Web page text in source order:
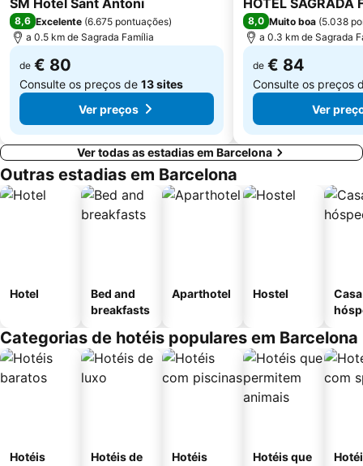
Universidade de Barcelona
Gran Via de les Corts Catalans
SM Hotel Sant Antoni
8,6 Excelente (6.675 pontuações)
a 0.5 km de Sagrada Família
de € 80
Consulte os preços de 13 sites
Ver preços
HOTEL SAGRADA
8,0 Muito boa (5.038
a 0.3 km de Sagrada
de € 84
Consulte os preços
Ver
Ver todas as estadias em Barcelona
Outras estadias em Barcelona
Hotel
Bed and
breakfasts
Aparthotel Hostel
Categorias de hotéis populares em Barcelona
Hotéis
Hotéis de
Hotéis
Hotéis que